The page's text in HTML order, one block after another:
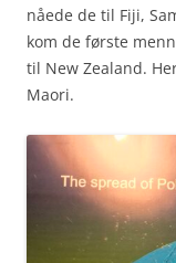
nåede de til Fiji,
kom de første
til New Zealand.
Maori.